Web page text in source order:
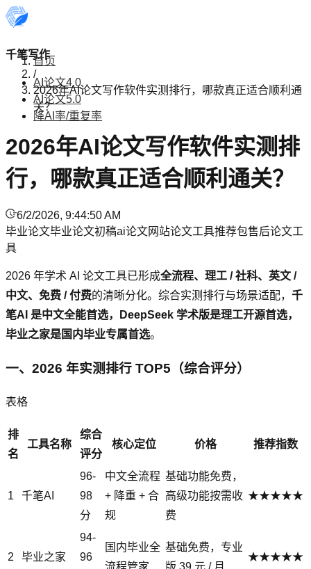
千笔写作
AI论文4.0
AI论文5.0
降AI率/重复率
首页
/
2026年AI论文写作软件实测排行，哪款真正适合顺利通
关？
2026年AI论文写作软件实测排
行，哪款真正适合顺利通关？
6/2/2026, 9:44:50 AM
毕业论文毕业论文初稿ai论文网站论文工具推荐包售后论文工
具
2026 年学术 AI 论文工具已形成全流程、理工 / 社科、英文 /
中文、免费 / 付费的清晰分化。综合实测排行与场景适配， 千
笔AI 是中文全能首选，DeepSeek 学术版是理工开源首选，
毕业之家是国内毕业专属首选。
一、2026 年实测排行 TOP5（综合评分）
表格
排
名
工具名称
综合
评分
核心定位 价格 推荐指数
1 千笔AI
96-
98
分
中文全流程
+ 降重 + 合
规
基础功能免费，
高级功能按需收
费
★★★★★
2 毕业之家
94-
96
国内毕业全 基础免费，专业
★★★★★